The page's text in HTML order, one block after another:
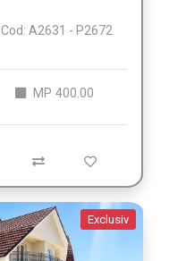
Cod: A2631 - P2672
MP 400.00
Exclusiv